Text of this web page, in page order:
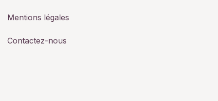
Mentions légales
Contactez-nous